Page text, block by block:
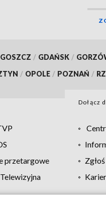
/ GDAŃSK /
/ OPOLE / POZNAŃ /
Dołącz
przetargowe